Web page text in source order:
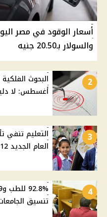
والسولار بـ20.50 جنيه
2
أغسطس: لا
3
التعليم تنفي
العام الجديد 12 سبتمبر والدولية 6 سبتمبر
4
تنسيق الجامعات 2026 وأماكن المرحلة